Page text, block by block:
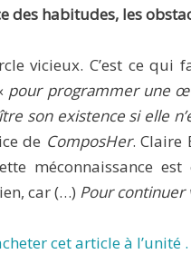
des habitudes, les
vicieux. C’est ce
pour programmer une
son existence si elle
de ComposHer. Claire
méconnaissance
car (…) Pour continuer
cet article à l’unité